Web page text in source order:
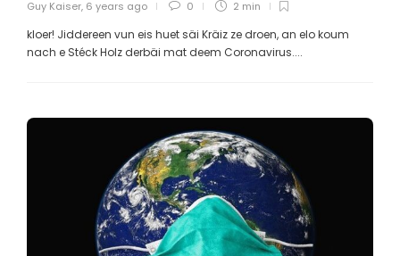
Guy Kaiser, 6 years ago 0 2 min
kloer! Jiddereen vun eis huet säi Kräiz ze droen, an elo koum
nach e Stéck Holz derbäi mat deem Coronavirus....